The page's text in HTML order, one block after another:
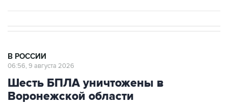
Шесть БПЛА уничтожены в
Воронежской области
Москва. 9 августа. INTERFAX.RU - Средствами